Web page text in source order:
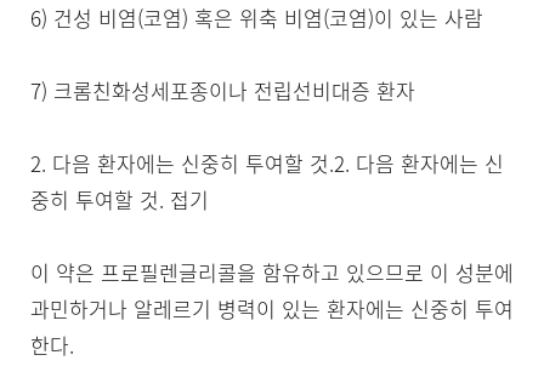
6) 건성 비염(코염) 혹은 위축 비염(코염)이 있는 사람
7) 크롬친화성세포종이나 전립선비대증 환자
2. 다음 환자에는 신중히 투여할 것.2. 다음 환자에는 신
중히 투여할 것. 접기
이 약은 프로필렌글리콜을 함유하고 있으므로 이 성분에
과민하거나 알레르기 병력이 있는 환자에는 신중히 투여
한다.